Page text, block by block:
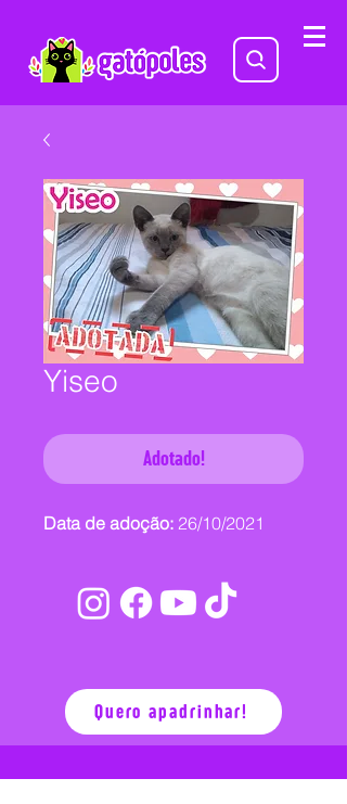
Yiseo
Adotado!
Data de adoção: 26/10/2021
Quero apadrinhar!